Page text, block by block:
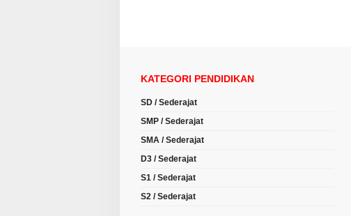
KATEGORI PENDIDIKAN
SD / Sederajat
SMP / Sederajat
SMA / Sederajat
D3 / Sederajat
S1 / Sederajat
S2 / Sederajat